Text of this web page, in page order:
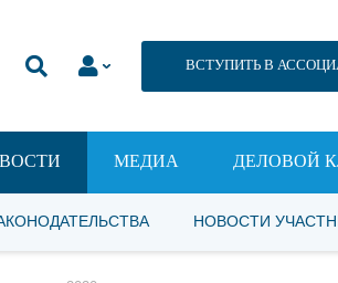
ВСТУПИТЬ В
МЕДИА ДЕЛОВОЙ
НОВОСТИ